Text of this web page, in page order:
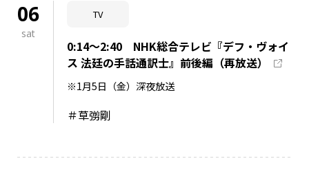
06
sat
TV
0:14～2:40 NHK総合テレビ『デフ・ヴォイ
ス 法廷の手話通訳士』前後編（再放送）
※1月5日（金）深夜放送
＃草彅剛